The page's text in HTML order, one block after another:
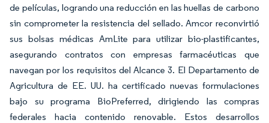
de películas, logrando una reducción en las huellas de carbono
sin comprometer la resistencia del sellado. Amcor reconvirtió
sus bolsas médicas AmLite para utilizar bio-plastificantes,
asegurando contratos con empresas farmacéuticas que
navegan por los requisitos del Alcance 3. El Departamento de
Agricultura de EE. UU. ha certificado nuevas formulaciones
bajo su programa BioPreferred, dirigiendo las compras
federales hacia contenido renovable. Estos desarrollos